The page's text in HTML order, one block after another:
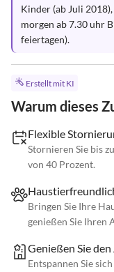
Kinder (ab Juli
morgen ab 7.30 uhr
feiertagen).
Erstellt mit KI
Warum dieses
Flexible
Stornieren Sie bis
von 40 Prozent.
Bringen Sie Ihre
genießen Sie Ihren
Genießen Sie
Entspannen Sie